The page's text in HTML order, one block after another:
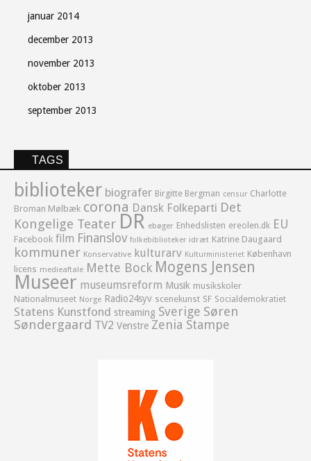
januar 2014
december 2013
november 2013
oktober 2013
september 2013
TAGS
biblioteker biografer Birgitte Bergman censur Charlotte
Broman Mølbæk corona Dansk Folkeparti Det
Kongelige Teater DR ebøger Enhedslisten ereolen.dk EU
Facebook film Finanslov folkebiblioteker idræt Katrine Daugaard
kommuner Konservative kulturarv Kulturministeriet København
licens medieaftale Mette Bock Mogens Jensen
Museer museumsreform Musik musikskoler
Nationalmuseet Norge Radio24syv scenekunst SF Socialdemokratiet
Statens Kunstfond streaming Sverige Søren
Søndergaard TV2 Venstre Zenia Stampe